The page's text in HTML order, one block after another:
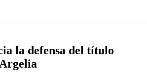
la defensa del título